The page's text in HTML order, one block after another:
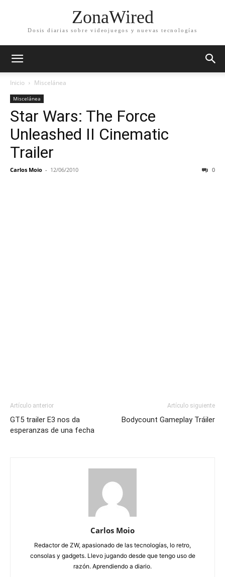
ZonaWired
Dosis diarias sobre videojuegos y nuevas tecnologías
Inicio Miscelánea
Miscelánea
Star Wars: The Force
Unleashed II Cinematic
Trailer
Carlos Moio - 12/06/2010 0
Artículo anterior
GT5 trailer E3 nos da
esperanzas de una fecha
Artículo siguiente
Bodycount Gameplay Tráiler
Carlos Moio
Redactor de ZW, apasionado de las tecnologías, lo retro,
consolas y gadgets. Llevo jugando desde que tengo uso de
razón. Aprendiendo a diario.